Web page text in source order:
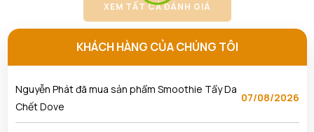
XEM TẤT CẢ ĐÁNH GIÁ
KHÁCH HÀNG CỦA CHÚNG TÔI
Lâm Nguyễn Nhật Hoàng đã mua sản phẩm Tẩy
Da Chết Dove
Nguyễn Phát đã mua sản phẩm Smoothie Tẩy Da
Chết Dove
07/08/2026